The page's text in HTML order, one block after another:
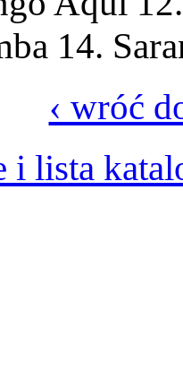
14.
‹ wróć
i lista